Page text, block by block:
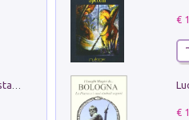
Pietro Bellotti Detto Canaletty. Un Vedutista Veneziano nella Francia dell'Ancien Régime
€
€